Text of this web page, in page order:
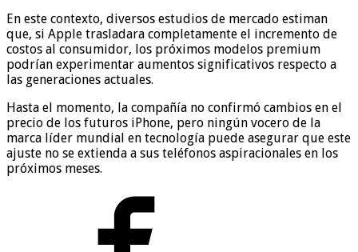
En este contexto, diversos estudios de mercado estiman
que, si Apple trasladara completamente el incremento de
costos al consumidor, los próximos modelos premium
podrían experimentar aumentos significativos respecto a
las generaciones actuales.
Hasta el momento, la compañía no confirmó cambios en el
precio de los futuros iPhone, pero ningún vocero de la
marca líder mundial en tecnología puede asegurar que este
ajuste no se extienda a sus teléfonos aspiracionales en los
próximos meses.